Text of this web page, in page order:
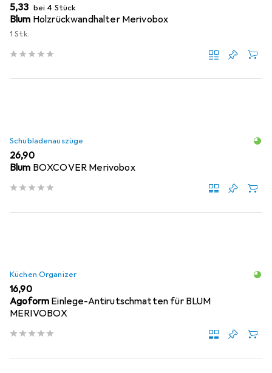
EUR
5,33 bei 4 Stück
Blum Holzrückwandhalter Merivobox
1 Stk.
Schubladenauszüge
EUR
26,90
Blum BOXCOVER Merivobox
Küchen Organizer
EUR
16,90
Agoform Einlege-Antirutschmatten für BLUM
MERIVOBOX